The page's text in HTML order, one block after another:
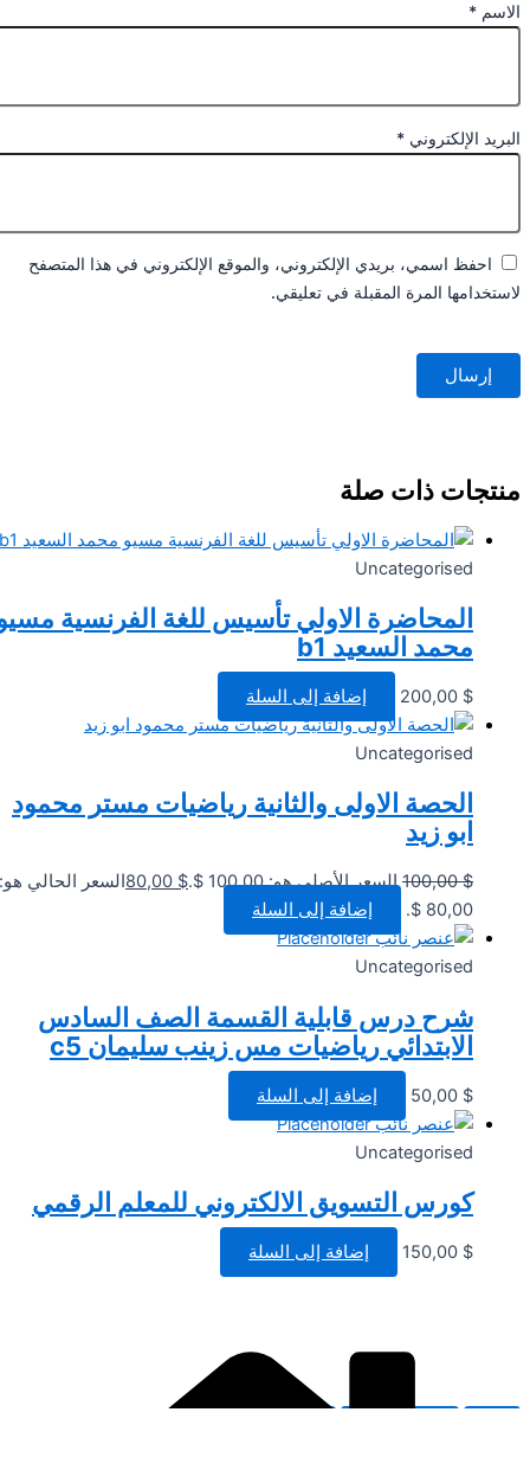
الاسم*
البريد الإلكتروني *
احفظ اسمي، بريدي الإلكتروني، والموقع الإلكتروني في هذا المتصفح
لاستخدامها المرة المقبلة في تعليقي.
منتجات ذات صلة
Uncategorised
المحاضرة الاولي تأسيس للغة الفرنسية مسيو
محمد السعيد b1
200,00$ إضافة إلى السلة
Uncategorised
الحصة الاولى والثانية رياضيات مستر محمود
ابو زيد
100,00$ السعر الأصلي هو: 100,00 $. 80,00$
السعر الحالي هو:
80,00 $.
إضافة إلى السلة
Uncategorised
شرح درس قابلية القسمة الصف السادس
الابتدائي رياضيات مس زينب سليمان c5
50,00$ إضافة إلى السلة
Uncategorised
كورس التسويق الالكتروني للمعلم الرقمي
150,00$ إضافة إلى السلة